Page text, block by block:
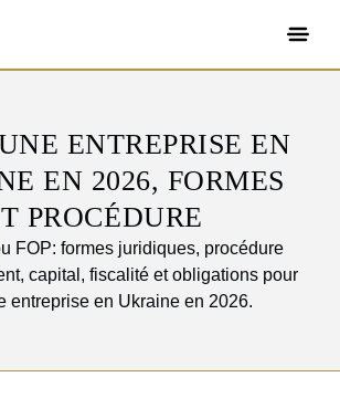
ENTREPRISE EN
EN 2026, FORMES
PROCÉDURE
FOP: formes juridiques, procédure
capital, fiscalité et obligations pour
entreprise en Ukraine en 2026.